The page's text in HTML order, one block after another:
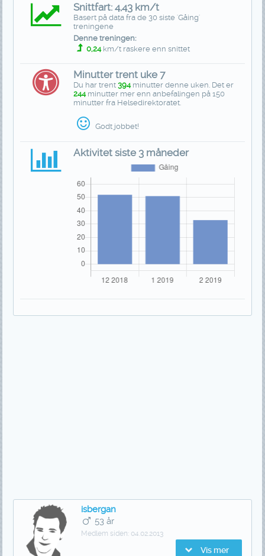
Snittfart: 4,43 km/t
Basert på data fra de 30 siste 'Gåing'
treningene
Denne treningen:
0,24km/t raskere enn snittet
Minutter trent uke 7
Du har trent394minutter denne uken. Det er
244minutter mer enn anbefalingen på 150
minutter fra Helsedirektoratet.
Godt jobbet!
Aktivitet siste 3 måneder
isbergan
53 år
Medlem siden: 04.02.2013
Vis mer